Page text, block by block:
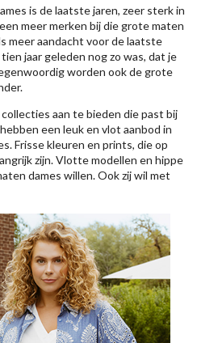
is de laatste jaren, zeer sterk in
meer merken bij die grote maten
meer aandacht voor de laatste
jaar geleden nog zo was, dat je
worden ook de grote
aan te bieden die past bij
een leuk en vlot aanbod in
Frisse kleuren en prints, die op
zijn. Vlotte modellen en hippe
dames willen. Ook zij wil met